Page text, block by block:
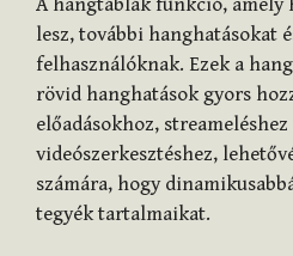
lesz, további hanghatásokat
felhasználóknak. Ezek a
rövid hanghatások gyors
előadásokhoz, streameléshez
videószerkesztéshez,
számára, hogy
tegyék tartalmaikat.